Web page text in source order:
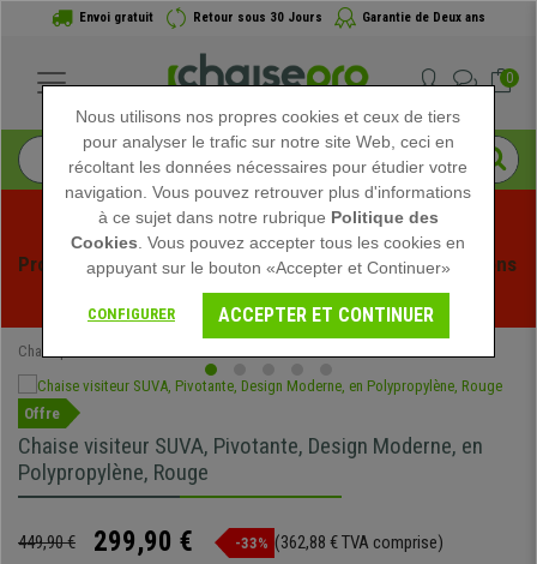
Envoi gratuit Retour sous 30 Jours Garantie de Deux ans
0
Profitez des soldes d'été chez Chaisepro ! Des réductions
exclusives pour une durée limitée - Voir l'offre
Chaisepro
Offre
Chaise visiteur SUVA, Pivotante, Design Moderne, en
Polypropylène, Rouge
449,90 € 299,90 € -33% (362,88 € TVA comprise)
Nous utilisons nos propres cookies et ceux de tiers
pour analyser le trafic sur notre site Web, ceci en
récoltant les données nécessaires pour étudier votre
navigation. Vous pouvez retrouver plus d'informations
à ce sujet dans notre rubrique Politique des
Cookies . Vous pouvez accepter tous les cookies en
appuyant sur le bouton «Accepter et Continuer»
CONFIGURER ACCEPTER ET CONTINUER